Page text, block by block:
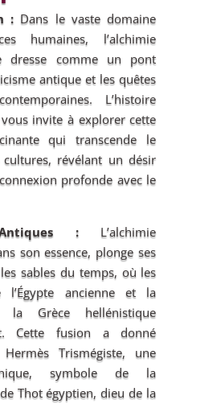
:Dans le vaste domaine
humaines, l’alchimie
dresse comme un pont
antique et les quêtes
L’histoire
invite à explorer cette
qui transcende le
révélant un désir
profonde avec le
:L’alchimie
son essence, plonge ses
sables du temps, où les
l’Égypte ancienne et la
la Grèce hellénistique
Cette fusion a donné
Trismégiste, une
symbole de la
Thot égyptien, dieu de la